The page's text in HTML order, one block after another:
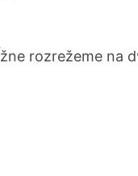
rozrežeme na